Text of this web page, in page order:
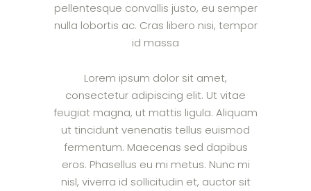
pellentesque convallis justo, eu semper
nulla lobortis ac. Cras libero nisi, tempor
id massa
Lorem ipsum dolor sit amet,
consectetur adipiscing elit. Ut vitae
feugiat magna, ut mattis ligula. Aliquam
ut tincidunt venenatis tellus euismod
fermentum. Maecenas sed dapibus
eros. Phasellus eu mi metus. Nunc mi
nisl, viverra id sollicitudin et, auctor sit